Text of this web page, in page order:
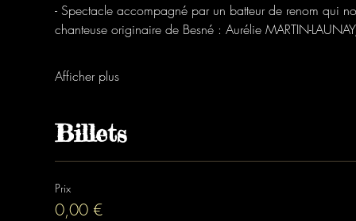
- Spectacle accompagné par un batteur de renom qui
chanteuse originaire de Besné : Aurélie MARTIN-
Afficher plus
Billets
Prix
0,00 €